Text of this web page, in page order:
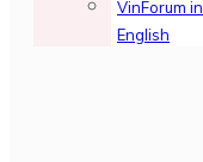
VinForum in
English